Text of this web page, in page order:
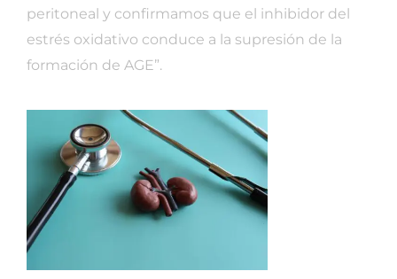
peritoneal y confirmamos que el inhibidor del
estrés oxidativo conduce a la supresión de la
formación de AGE”.